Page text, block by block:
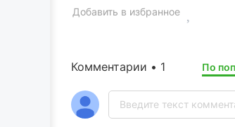
Добавить в избранное
Комментарии • 1 По